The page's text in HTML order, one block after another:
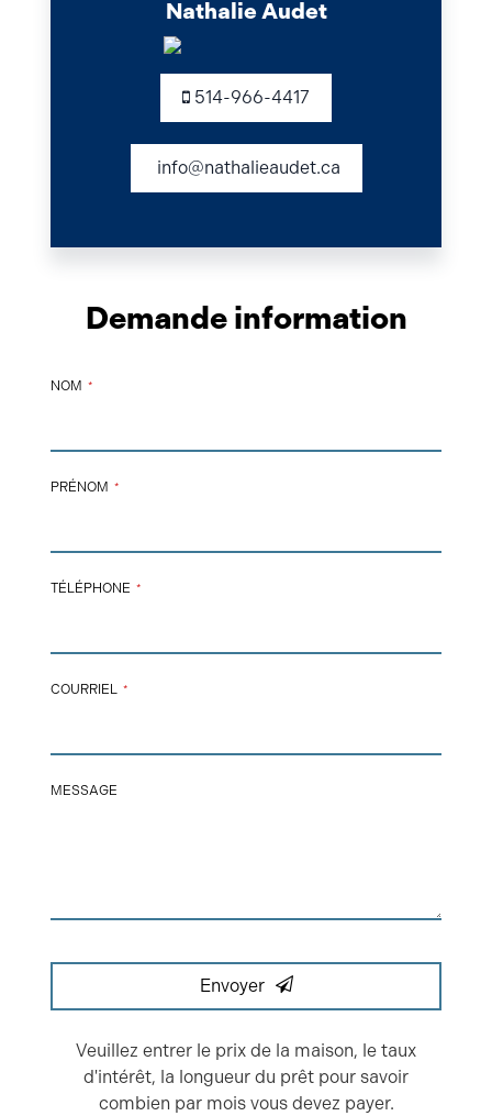
Nathalie Audet
514-966-4417
info@nathalieaudet.ca
Demande information
NOM *
PRÉNOM *
TÉLÉPHONE *
COURRIEL *
WEBSITE
URL
MESSAGE
Envoyer
Veuillez entrer le prix de la maison, le taux
d'intérêt, la longueur du prêt pour savoir
combien par mois vous devez payer.